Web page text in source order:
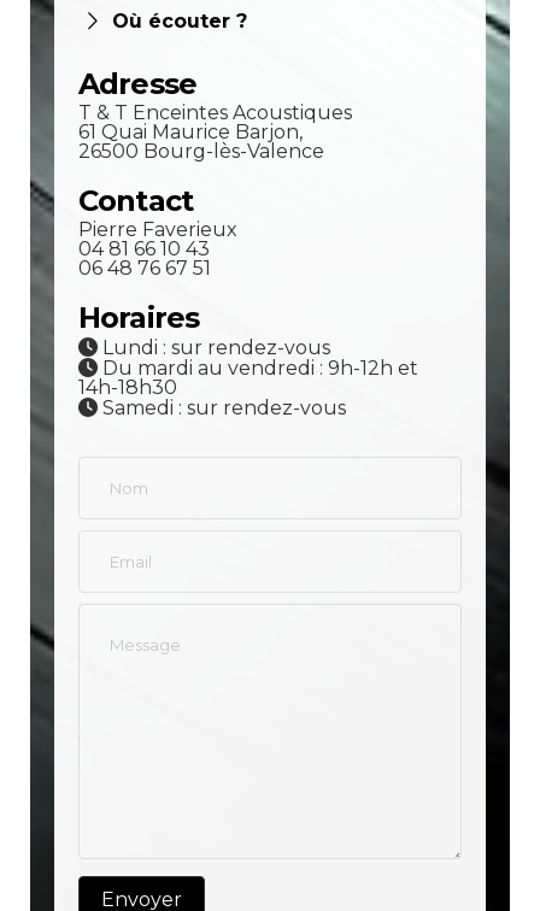
Où écouter ?
Adresse
T & T Enceintes Acoustiques
61 Quai Maurice Barjon,
26500 Bourg-lès-Valence
Contact
Pierre Faverieux
04 81 66 10 43
06 48 76 67 51
Horaires
Lundi : sur rendez-vous
Du mardi au vendredi : 9h-12h et
14h-18h30
Samedi : sur rendez-vous